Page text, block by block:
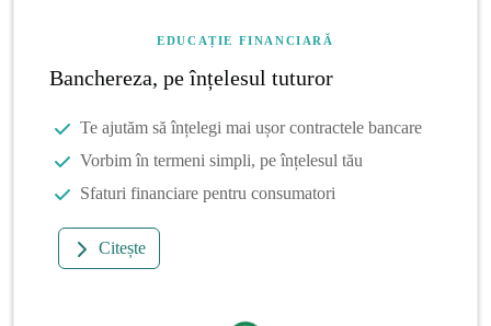
EDUCAȚIE FINANCIARĂ
Banchereza, pe înțelesul tuturor
Te ajutăm să înțelegi mai ușor contractele bancare
Vorbim în termeni simpli, pe înțelesul tău
Sfaturi financiare pentru consumatori
Citește